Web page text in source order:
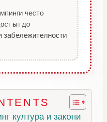
често
до
забележителности
култура и закони